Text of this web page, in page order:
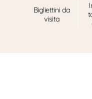
Bigliettini da
visita